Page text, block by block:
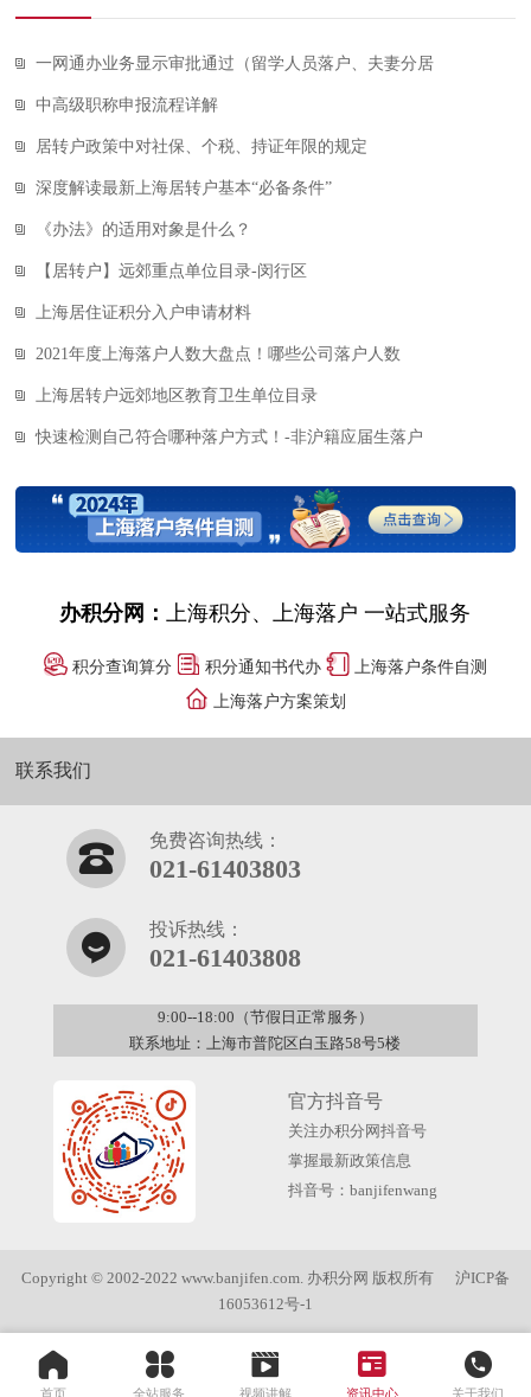
一网通办业务显示审批通过（留学人员落户、夫妻分居
中高级职称申报流程详解
居转户政策中对社保、个税、持证年限的规定
深度解读最新上海居转户基本“必备条件”
《办法》的适用对象是什么？
【居转户】远郊重点单位目录-闵行区
上海居住证积分入户申请材料
2021年度上海落户人数大盘点！哪些公司落户人数
上海居转户远郊地区教育卫生单位目录
快速检测自己符合哪种落户方式！-非沪籍应届生落户
办积分网： 上海积分、上海落户 一站式服务
积分查询算分 积分通知书代办
上海落户条件自测
上海落户方案策划
联系我们
免费咨询热线：
021-61403803
投诉热线：
021-61403808
9:00--18:00（节假日正常服务）
联系地址：上海市普陀区白玉路58号5楼
官方抖音号
关注办积分网抖音号
掌握最新政策信息
抖音号：banjifenwang
Copyright © 2002-2022 www.banjifen.com. 办积分网 版权所有 沪ICP备
16053612号-1
首页 全站服务 视频讲解 资讯中心 关于我们